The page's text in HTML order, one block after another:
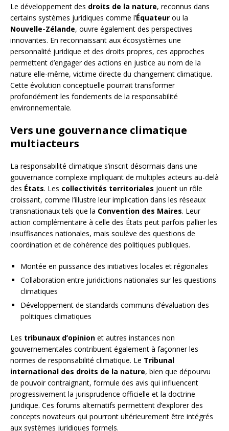
Le développement des droits de la nature, reconnus dans
certains systèmes juridiques comme l’Équateur ou la
Nouvelle-Zélande, ouvre également des perspectives
innovantes. En reconnaissant aux écosystèmes une
personnalité juridique et des droits propres, ces approches
permettent d’engager des actions en justice au nom de la
nature elle-même, victime directe du changement climatique.
Cette évolution conceptuelle pourrait transformer
profondément les fondements de la responsabilité
environnementale.
Vers une gouvernance climatique
multiacteurs
La responsabilité climatique s’inscrit désormais dans une
gouvernance complexe impliquant de multiples acteurs au-delà
des États. Les collectivités territoriales jouent un rôle
croissant, comme l’illustre leur implication dans les réseaux
transnationaux tels que la Convention des Maires. Leur
action complémentaire à celle des États peut parfois pallier les
insuffisances nationales, mais soulève des questions de
coordination et de cohérence des politiques publiques.
Montée en puissance des initiatives locales et régionales
Collaboration entre juridictions nationales sur les questions
climatiques
Développement de standards communs d’évaluation des
politiques climatiques
Les tribunaux d’opinion et autres instances non
gouvernementales contribuent également à façonner les
normes de responsabilité climatique. Le Tribunal
international des droits de la nature, bien que dépourvu
de pouvoir contraignant, formule des avis qui influencent
progressivement la jurisprudence officielle et la doctrine
juridique. Ces forums alternatifs permettent d’explorer des
concepts novateurs qui pourront ultérieurement être intégrés
aux systèmes juridiques formels.